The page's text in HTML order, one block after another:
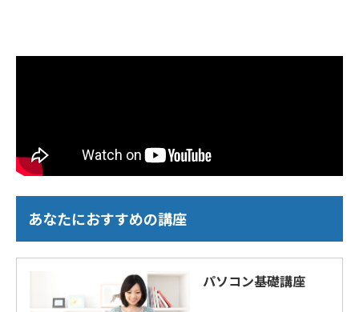
あなたにおすすめの講座
パソコン基礎講座